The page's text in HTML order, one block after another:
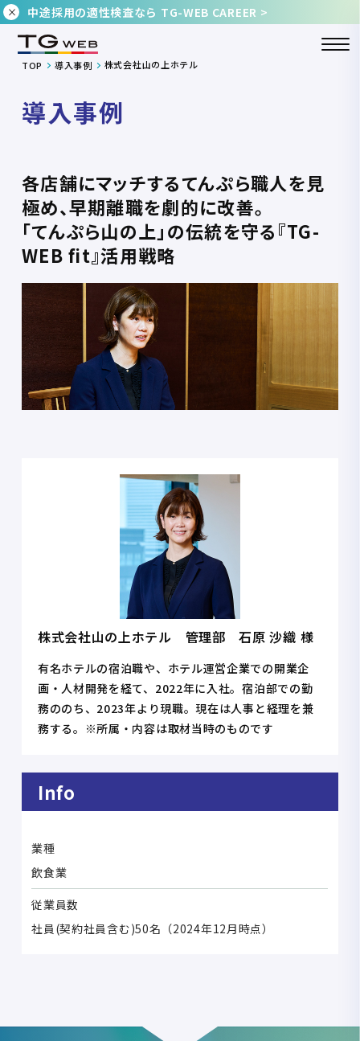
中途採用の適性検査なら TG-WEB CAREER >
TOP 導入事例 株式会社山の上ホテル
導入事例
各店舗にマッチするてんぷら職人を見
極め、早期離職を劇的に改善。
「てんぷら山の上」の伝統を守る『TG-
WEB fit』活用戦略
株式会社山の上ホテル 管理部 石原 沙織 様
有名ホテルの宿泊職や、ホテル運営企業での開業企
画・人材開発を経て、2022年に入社。宿泊部での勤
務ののち、2023年より現職。現在は人事と経理を兼
務する。※所属・内容は取材当時のものです
Info
業種
飲食業
従業員数
社員(契約社員含む)50名（2024年12月時点）